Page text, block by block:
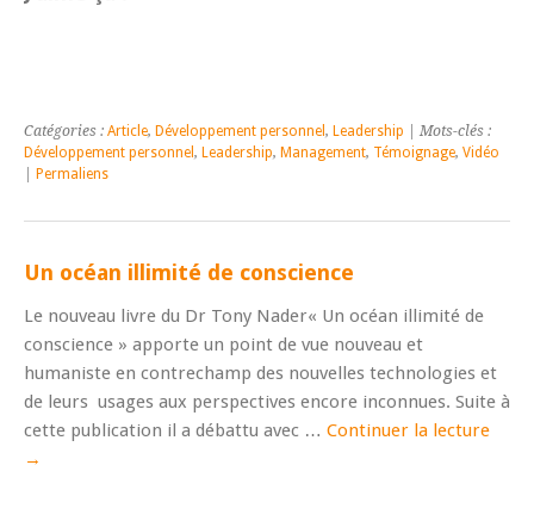
Catégories : Article, Développement personnel , Leadership | Mots-clés :
Développement personnel , Leadership, Management, Témoignage, Vidéo
Permaliens
Un océan illimité de conscience
Le nouveau livre du Dr Tony Nader« Un océan illimité de
conscience » apporte un point de vue nouveau et
humaniste en contrechamp des nouvelles technologies et
de leurs usages aux perspectives encore inconnues. Suite à
cette publication il a débattu avec … Continuer la lecture
→